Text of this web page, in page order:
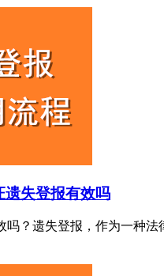
遗失登报有效吗
吗？遗失登报，作为一种